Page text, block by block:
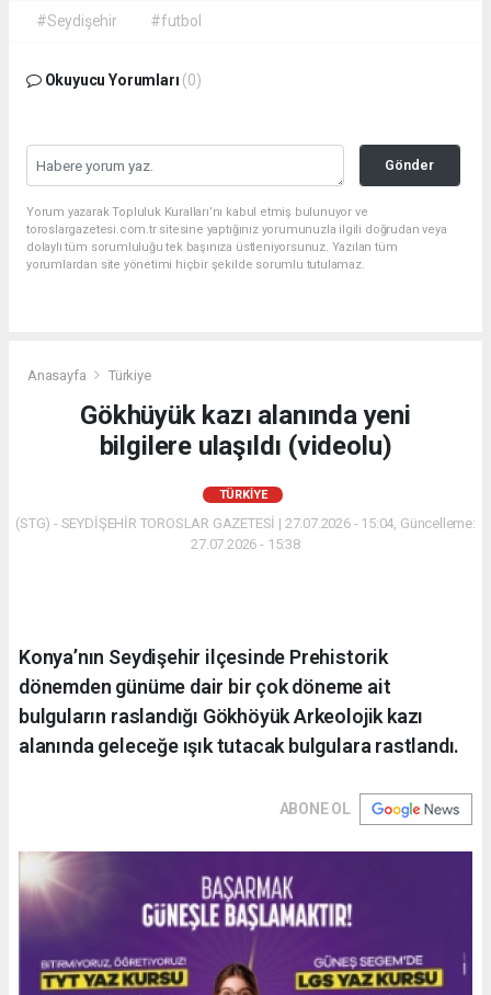
#Seydişehir #futbol
Okuyucu Yorumları (0)
Gönder
Yorum yazarak Topluluk Kuralları’nı kabul etmiş bulunuyor ve
toroslargazetesi.com.tr sitesine yaptığınız yorumunuzla ilgili doğrudan veya
dolaylı tüm sorumluluğu tek başınıza üstleniyorsunuz. Yazılan tüm
yorumlardan site yönetimi hiçbir şekilde sorumlu tutulamaz.
Anasayfa Türkiye
Gökhüyük kazı alanında yeni
bilgilere ulaşıldı (videolu)
TÜRKIYE
(STG) - SEYDİŞEHİR TOROSLAR GAZETESİ | 27.07.2026 - 15:04, Güncelleme:
27.07.2026 - 15:38
Konya’nın Seydişehir ilçesinde Prehistorik
dönemden günüme dair bir çok döneme ait
bulguların raslandığı Gökhöyük Arkeolojik kazı
alanında geleceğe ışık tutacak bulgulara rastlandı.
ABONE OL